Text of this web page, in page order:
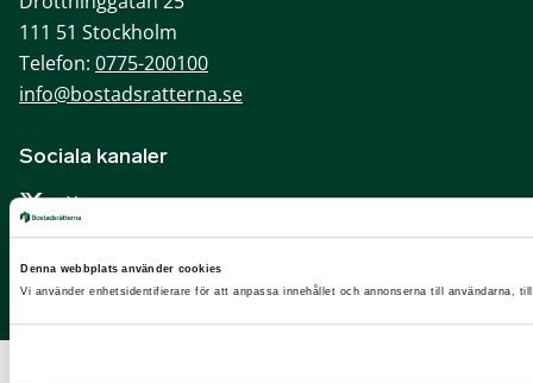
Denna webbplats använder cookies
Vi använder enhetsidentifierare för att anpassa innehållet och annonserna till användarna,
111 51 Stockholm
Telefon: 0775-200100
info@bostadsratterna.se
Sociala kanaler
X
Facebook
LinkedIn
Instagram